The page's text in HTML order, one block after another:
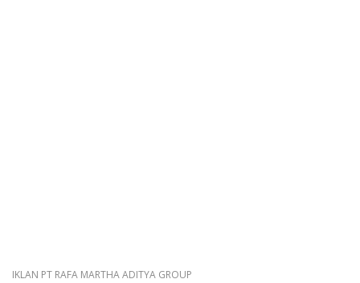
IKLAN PT RAFA MARTHA ADITYA GROUP